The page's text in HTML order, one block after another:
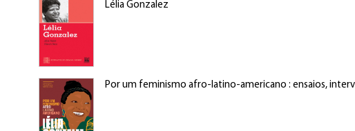
Lélia Gonzalez
Por um feminismo afro-latino-americano : ensaios,